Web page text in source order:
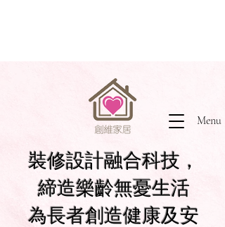
Menu
裝修設計融合科技，
締造樂齡無憂生活
為長者創造健康及安